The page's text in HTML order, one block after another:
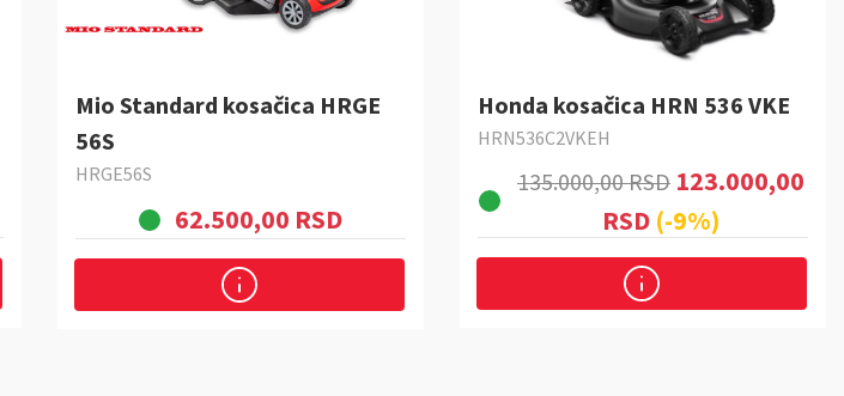
Mio Standard kosačica HRGE
56S
HRGE56S
62.500,00 RSD
Honda kosačica HRN 536 VKE
HRN536C2VKEH
135.000,00 RSD 123.000,00
RSD (-9%)